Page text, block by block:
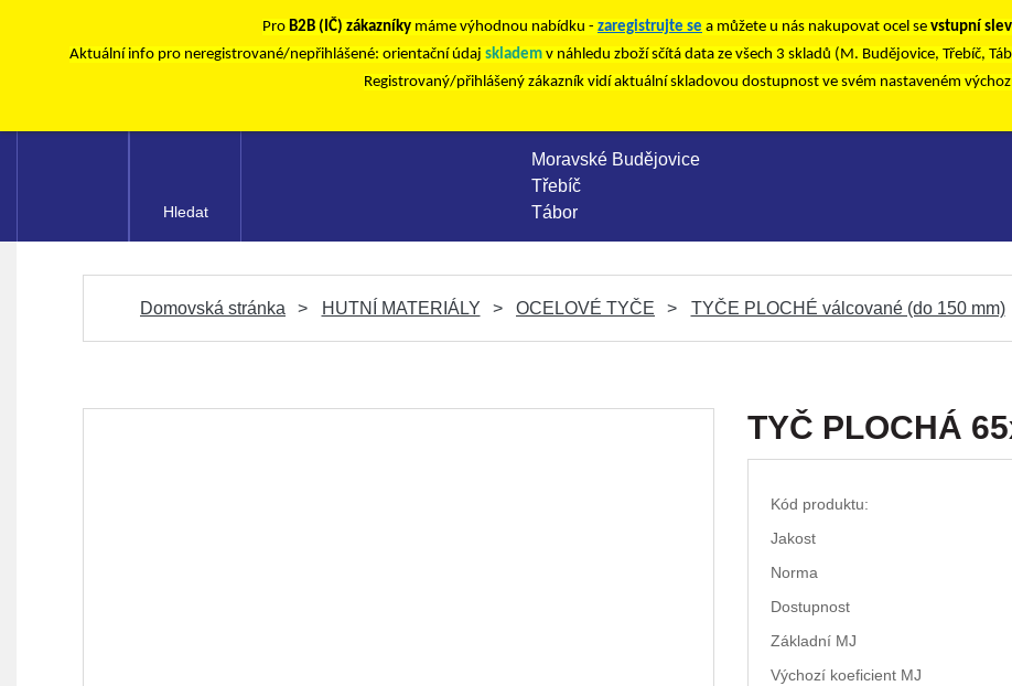
Pro B2B (IČ) zákazníky máme výhodnou nabídku - zaregistrujte se a můžete u nás nakupovat ocel se vstupní
Aktuální info pro neregistrované/nepřihlášené: orientační údaj skladem v náhledu zboží sčítá data ze všech 3 skladů (M. Budějovice, Třebíč,
Registrovaný/přihlášený zákazník vidí aktuální skladovou dostupnost ve svém nastaveném
Moravské Budějovice
Třebíč
Tábor
Hledat
Domovská stránka HUTNÍ MATERIÁLY OCELOVÉ TYČE TYČE PLOCHÉ válcované (do 150 mm)
TYČ PLOCHÁ
Kód produktu:
Jakost
Norma
Dostupnost
Základní MJ
Výchozí koeficient MJ